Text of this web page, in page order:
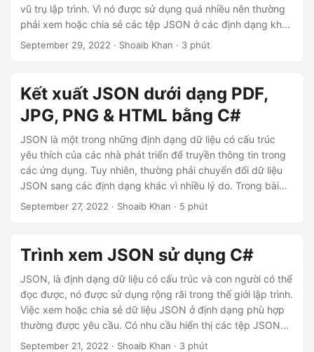
vũ trụ lập trình. Vì nó được sử dụng quá nhiều nên thường
phải xem hoặc chia sẻ các tệp JSON ở các định dạng khác
nhau. Bài viết này trình bày ngắn gọn cách hiển thị tệp
September 29, 2022 · Shoaib Khan · 3 phút
Kết xuất JSON dưới dạng PDF,
JPG, PNG & HTML bằng C#
JSON là một trong những định dạng dữ liệu có cấu trúc
yêu thích của các nhà phát triển để truyền thông tin trong
các ứng dụng. Tuy nhiên, thường phải chuyển đổi dữ liệu
JSON sang các định dạng khác vì nhiều lý do. Trong bài
viết này, chúng ta sẽ xem cách kết xuất các tệp JSON
và HTML trong ứng dụng .NET bằng cách sử dụng các ví
dụ.
September 27, 2022 · Shoaib Khan · 5 phút
Trình xem JSON sử dụng C#
JSON, là định dạng dữ liệu có cấu trúc và con người có thể
đọc được, nó được sử dụng rộng rãi trong thế giới lập trình.
Việc xem hoặc chia sẻ dữ liệu JSON ở định dạng phù hợp
thường được yêu cầu. Có nhu cầu hiển thị các tệp JSON
dưới dạng các định dạng tài liệu khác như PDF, PNG, JPG
September 21, 2022 · Shoaib Khan · 3 phút